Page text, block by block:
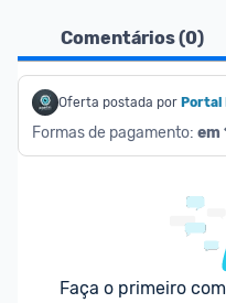
Comentários (0)
Oferta postada por Portal
Formas de pagamento: em
Faça o primeiro